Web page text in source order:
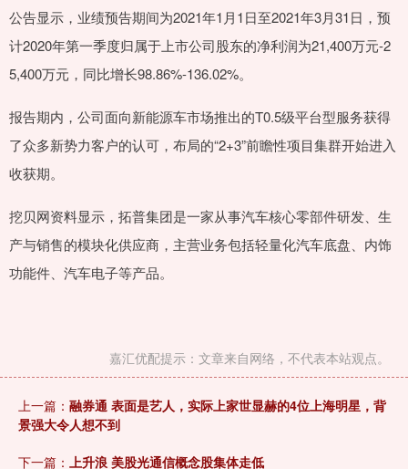
公告显示，业绩预告期间为2021年1月1日至2021年3月31日，预
计2020年第一季度归属于上市公司股东的净利润为21,400万元-2
5,400万元，同比增长98.86%-136.02%。
报告期内，公司面向新能源车市场推出的T0.5级平台型服务获得
了众多新势力客户的认可，布局的“2+3”前瞻性项目集群开始进入
收获期。
挖贝网资料显示，拓普集团是一家从事汽车核心零部件研发、生
产与销售的模块化供应商，主营业务包括轻量化汽车底盘、内饰
功能件、汽车电子等产品。
嘉汇优配提示：文章来自网络，不代表本站观点。
上一篇： 融券通 表面是艺人，实际上家世显赫的4位上海明星，背
景强大令人想不到
下一篇： 上升浪 美股光通信概念股集体走低